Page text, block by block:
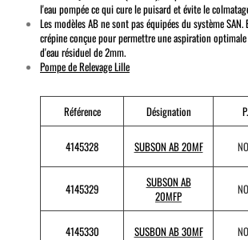
l'eau pompée ce qui cure le puisard et évite le
Les modèles AB ne sont pas équipées du système
crépine conçue pour permettre une aspiration
d'eau résiduel de 2mm.
Pompe de Relevage Lille
Référence Désignation
4145328 SUBSON AB 20MF
4145329
SUBSON AB
20MFP
4145330 SUSBON AB 30MF